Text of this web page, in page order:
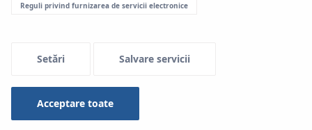
Reguli privind furnizarea de servicii electronice
Setări Salvare servicii
Acceptare toate